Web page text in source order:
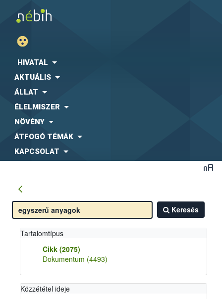
HIVATAL
AKTUÁLIS
ÁLLAT
ÉLELMISZER
NÖVÉNY
ÁTFOGÓ TÉMÁK
KAPCSOLAT
Keresés
Tartalomtípus
Cikk (2075)
Dokumentum (4493)
Közzététel ideje